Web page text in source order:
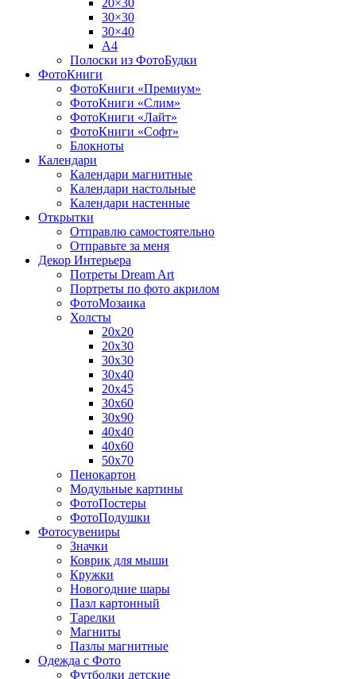
30×30
30×40
A4
Полоски из ФотоБудки
ФотоКниги
ФотоКниги «Премиум»
ФотоКниги «Слим»
ФотоКниги «Лайт»
ФотоКниги «Софт»
Блокноты
Календари
Календари магнитные
Календари настольные
Календари настенные
Открытки
Отправлю самостоятельно
Отправьте за меня
Декор Интерьера
Потреты Dream Art
Портреты по фото акрилом
ФотоМозаика
Холсты
20х20
20х30
30х30
30х40
20х45
30х60
30х90
40х40
40х60
50х70
Пенокартон
Модульные картины
ФотоПостеры
ФотоПодушки
Фотоcувениры
Значки
Коврик для мыши
Кружки
Новогодние шары
Пазл картонный
Тарелки
Магниты
Пазлы магнитные
Одежда с Фото
Футболки детские